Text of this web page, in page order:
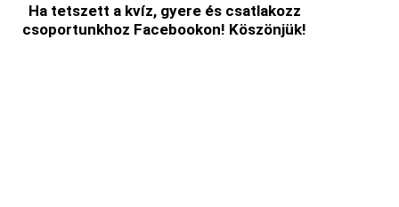
Ha tetszett a kvíz, gyere és csatlakozz
csoportunkhoz Facebookon! Köszönjük!